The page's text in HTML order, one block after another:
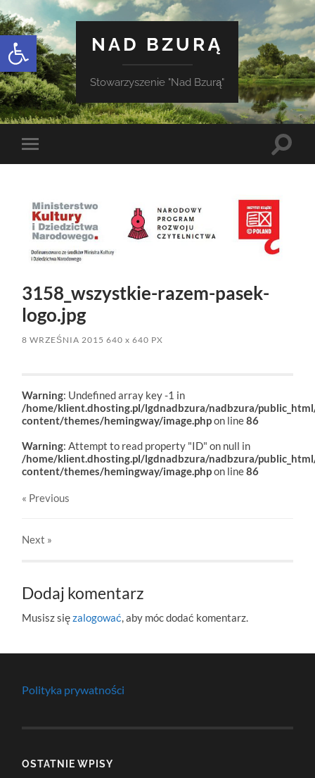
Otwórz pasek narzędzi
NAD BZURĄ
Stowarzyszenie "Nad Bzurą"
Toggle
mobile
Toggle
3158_wszystkie-razem-pasek-
logo.jpg
8 WRZEŚNIA 2015 640x 640 PX
Warning: Undefined array key -1 in
/home/klient.dhosting.pl/lgdnadbzura/nadbzura/
content/themes/hemingway/image.phpon line86
Warning: Attempt to read property "ID" on null in
/home/klient.dhosting.pl/lgdnadbzura/nadbzura/
content/themes/hemingway/image.phpon line86
« Previous
Next »
Dodaj komentarz
Musisz sięzalogować, aby móc dodać komentarz.
Polityka prywatności
OSTATNIE WPISY